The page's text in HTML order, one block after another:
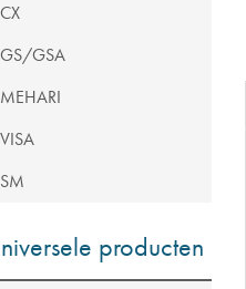
CX
GS/GSA
MEHARI
VISA
SM
producten